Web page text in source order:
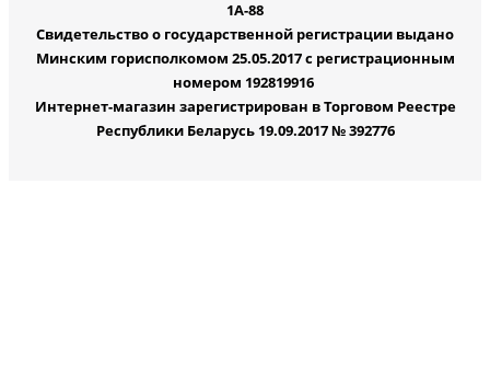
1А-88
Свидетельство о государственной регистрации выдано
Минским горисполкомом 25.05.2017 с регистрационным
номером 192819916
Интернет-магазин зарегистрирован в Торговом Реестре
Республики Беларусь 19.09.2017 № 392776